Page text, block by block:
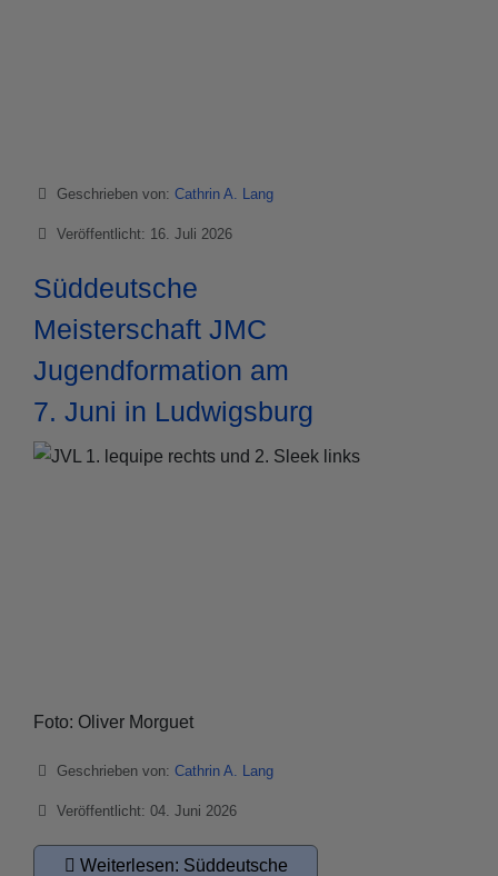
DetailsGeschrieben von: Cathrin A. Lang
Veröffentlicht: 16. Juli 2026
Süddeutsche
Meisterschaft JMC
Jugendformation am
7. Juni in Ludwigsburg
Foto: Oliver Morguet
DetailsGeschrieben von: Cathrin A. Lang
Veröffentlicht: 04. Juni 2026
Weiterlesen: Süddeutsche